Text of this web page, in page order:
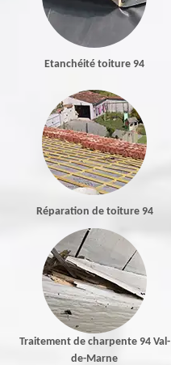
Etanchéité toiture 94
Réparation de toiture 94
Traitement de charpente 94 Val-
de-Marne